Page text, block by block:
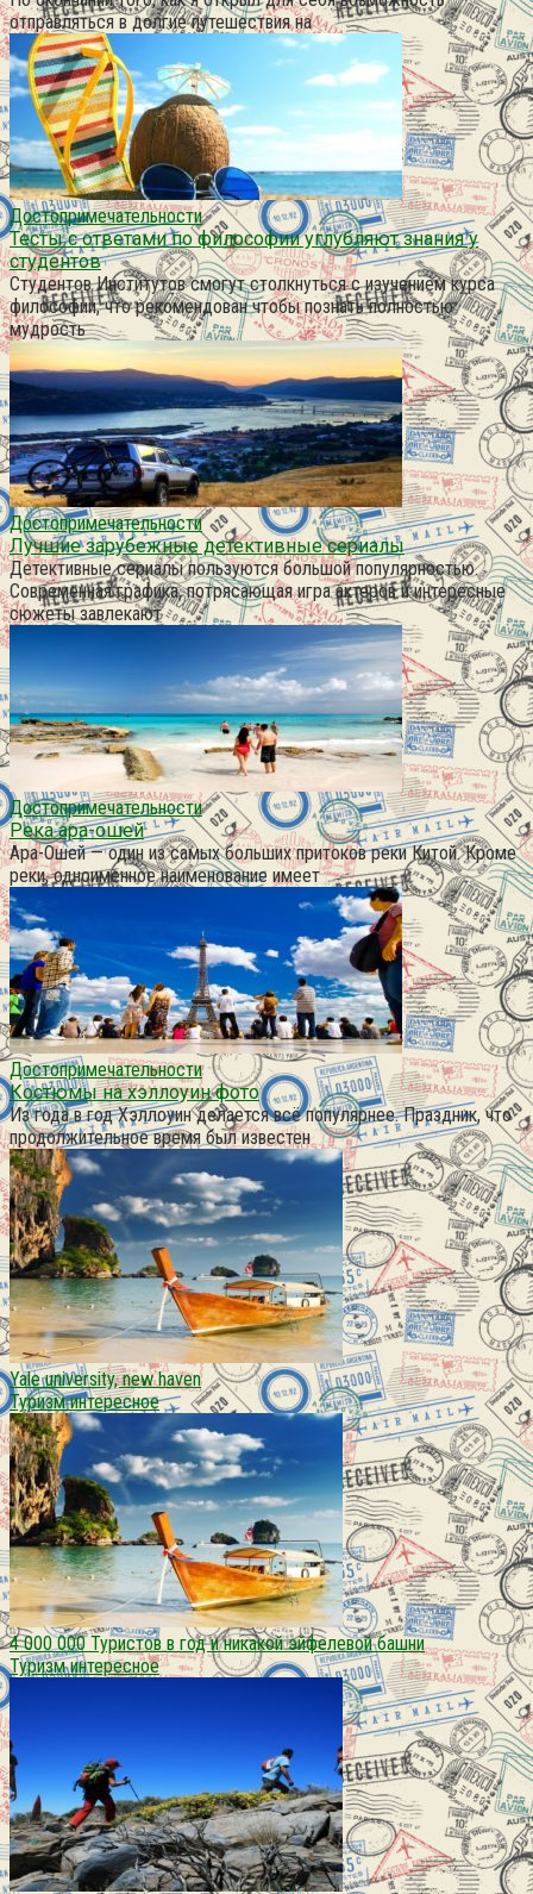
отправляться в долгие путешествия на
Достопримечательности
Тесты с ответами по философии углубляют знания у
студентов
Студентов Институтов смогут столкнуться с изучением курса
философии, что рекомендован чтобы познать полностью
мудрость
Достопримечательности
Лучшие зарубежные детективные сериалы
Детективные сериалы пользуются большой популярностью.
Современная графика, потрясающая игра актеров и интересные
сюжеты завлекают
Достопримечательности
Река ара-ошей
Ара-Ошей — один из самых больших притоков реки Китой. Кроме
реки, одноименное наименование имеет
Достопримечательности
Костюмы на хэллоуин фото
Из года в год Хэллоуин делается всё популярнее. Праздник, что
продолжительное время был известен
Yale university, new haven
Туризм интересное
4 000 000 Туристов в год и никакой эйфелевой башни
Туризм интересное